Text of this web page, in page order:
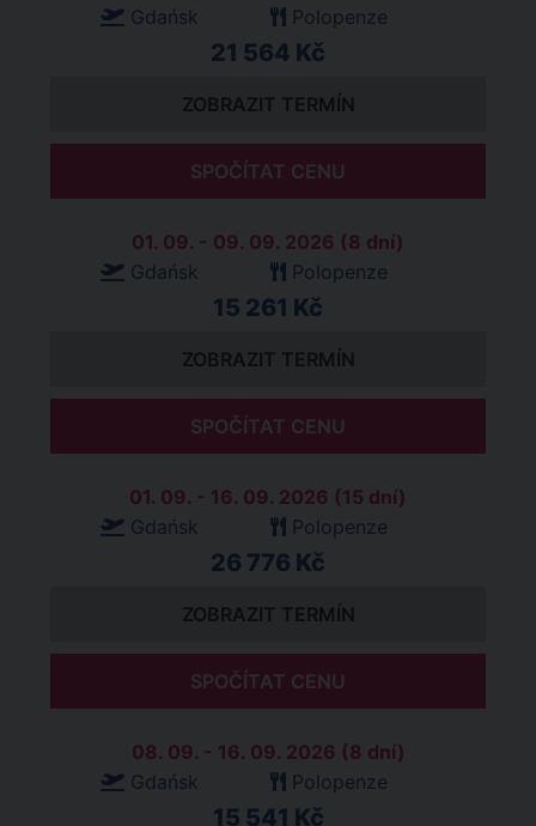
Gdańsk
Polopenze
21 564 Kč
ZOBRAZIT TERMÍN
SPOČÍTAT CENU
01. 09. - 09. 09. 2026 (8 dní)
Gdańsk
Polopenze
15 261 Kč
ZOBRAZIT TERMÍN
SPOČÍTAT CENU
01. 09. - 16. 09. 2026 (15 dní)
Gdańsk
Polopenze
26 776 Kč
ZOBRAZIT TERMÍN
SPOČÍTAT CENU
08. 09. - 16. 09. 2026 (8 dní)
Gdańsk
Polopenze
15 541 Kč